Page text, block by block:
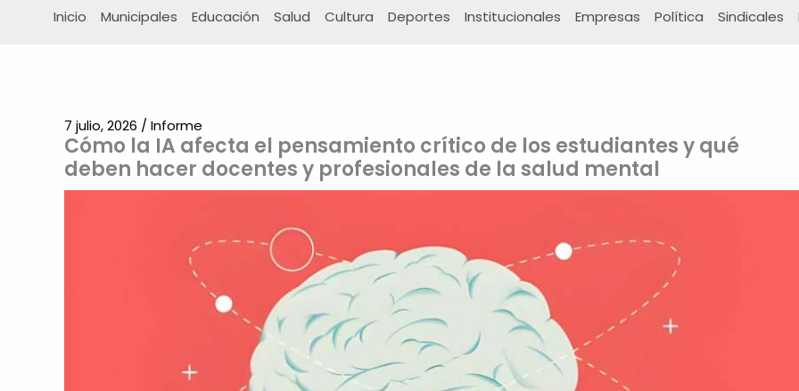
Inicio Municipales Educación Salud Cultura Deportes Institucionales Empresas Política Sindicales
Cómo la IA afecta el pensamiento crítico de los estudiantes y qué
deben hacer docentes y profesionales de la salud mental
7 julio, 2026 / Informe